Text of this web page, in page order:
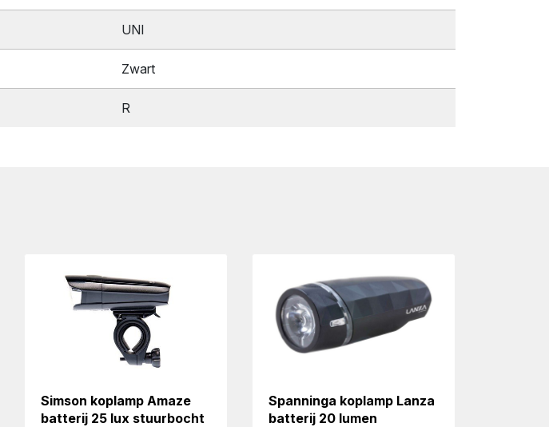
UNI
Zwart
R
Simson koplamp Amaze
batterij 25 lux stuurbocht
Spanninga koplamp Lanza
batterij 20 lumen